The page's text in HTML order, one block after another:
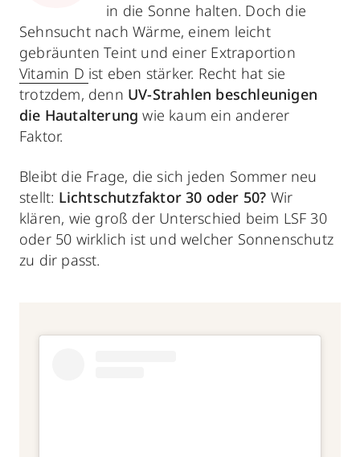
in die Sonne halten. Doch die
Sehnsucht nach Wärme, einem leicht
gebräunten Teint und einer Extraportion
Vitamin D ist eben stärker. Recht hat sie
trotzdem, denn UV-Strahlen beschleunigen
die Hautalterung wie kaum ein anderer
Faktor.
Bleibt die Frage, die sich jeden Sommer neu
stellt: Lichtschutzfaktor 30 oder 50? Wir
klären, wie groß der Unterschied beim LSF 30
oder 50 wirklich ist und welcher Sonnenschutz
zu dir passt.